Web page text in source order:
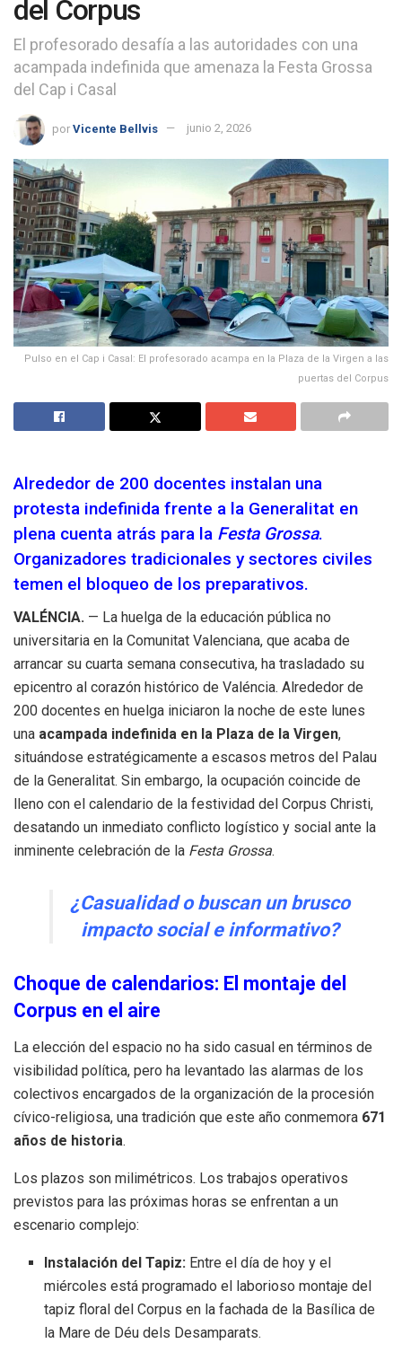
del Corpus
El profesorado desafía a las autoridades con una
acampada indefinida que amenaza la Festa Grossa
del Cap i Casal
por Vicente Bellvis junio 2, 2026
Pulso en el Cap i Casal: El profesorado acampa en la Plaza de la Virgen a las
puertas del Corpus
Alrededor de 200 docentes instalan una
protesta indefinida frente a la Generalitat en
plena cuenta atrás para la Festa Grossa.
Organizadores tradicionales y sectores civiles
temen el bloqueo de los preparativos.
VALÉNCIA. — La huelga de la educación pública no
universitaria en la Comunitat Valenciana, que acaba de
arrancar su cuarta semana consecutiva, ha trasladado su
epicentro al corazón histórico de Valéncia. Alrededor de
200 docentes en huelga iniciaron la noche de este lunes
una acampada indefinida en la Plaza de la Virgen,
situándose estratégicamente a escasos metros del Palau
de la Generalitat. Sin embargo, la ocupación coincide de
lleno con el calendario de la festividad del Corpus Christi,
desatando un inmediato conflicto logístico y social ante la
inminente celebración de la Festa Grossa.
¿Casualidad o buscan un brusco
impacto social e informativo?
Choque de calendarios: El montaje del
Corpus en el aire
La elección del espacio no ha sido casual en términos de
visibilidad política, pero ha levantado las alarmas de los
colectivos encargados de la organización de la procesión
cívico-religiosa, una tradición que este año conmemora 671
años de historia.
Los plazos son milimétricos. Los trabajos operativos
previstos para las próximas horas se enfrentan a un
escenario complejo:
Instalación del Tapiz: Entre el día de hoy y el
miércoles está programado el laborioso montaje del
tapiz floral del Corpus en la fachada de la Basílica de
la Mare de Déu dels Desamparats.